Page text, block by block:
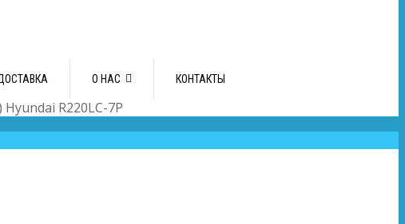
О НАС КОНТАКТЫ
R220LC-7P